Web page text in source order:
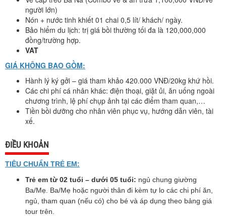
người lớn)
Nón + nước tinh khiết 01 chai 0,5 lít/ khách/ ngày.
Bảo hiểm du lịch: trị giá bồi thường tối đa là 120,000,000
đồng/trường hợp.
VAT
GIÁ KHÔNG BAO GỒM:
Hành lý ký gởi – giá tham khảo 420.000 VNĐ/20kg khứ hồi.
Các chi phí cá nhân khác: điện thoại, giặt ủi, ăn uống ngoài
chương trình, lệ phí chụp ảnh tại các điểm tham quan,…
Tiền bồi dưỡng cho nhân viên phục vụ, hướng dẫn viên, tài
xế.
ĐIỀU KHOẢN
TIÊU CHUẨN TRẺ EM:
Trẻ em từ 02 tuổi – dưới 05 tuổi: ngủ chung giường
Ba/Mẹ. Ba/Mẹ hoặc người thân đi kèm tự lo các chi phí ăn,
ngủ, tham quan (nếu có) cho bé và áp dụng theo bảng giá
tour trên.